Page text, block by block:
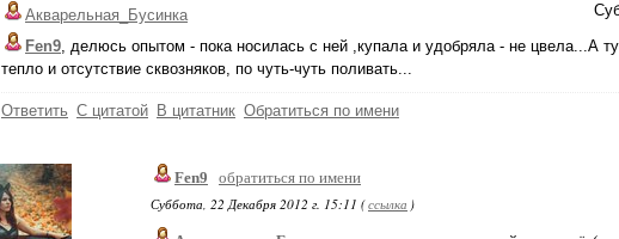
Акварельная_Бусинка
Fen9, делюсь опытом - пока носилась с ней ,купала и удобряла - не цвела...А
тепло и отсутствие сквозняков, по чуть-чуть поливать...
Ответить С цитатой В цитатник Обратиться по имени
Fen9
обратиться по имени
Суббота, 22 Декабря 2012 г. 15:11 (ссылка )